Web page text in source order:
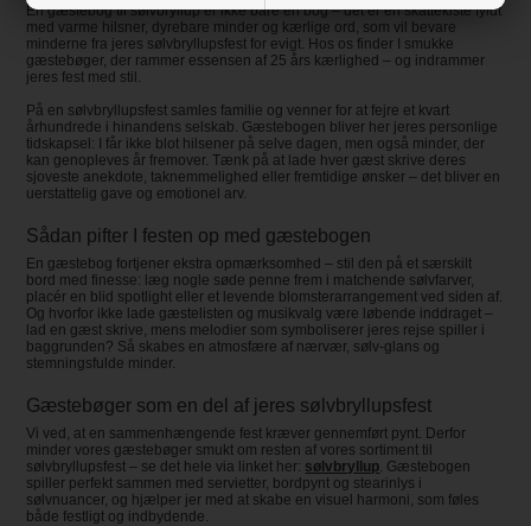
En gæstebog til sølvbryllup er ikke bare en bog – det er en skattekiste fyldt
med varme hilsner, dyrebare minder og kærlige ord, som vil bevare
minderne fra jeres sølvbryllupsfest for evigt. Hos os finder I smukke
gæstebøger, der rammer essensen af 25 års kærlighed – og indrammer
jeres fest med stil.
På en sølvbryllupsfest samles familie og venner for at fejre et kvart
århundrede i hinandens selskab. Gæstebogen bliver her jeres personlige
tidskapsel: I får ikke blot hilsener på selve dagen, men også minder, der
kan genopleves år fremover. Tænk på at lade hver gæst skrive deres
sjoveste anekdote, taknemmelighed eller fremtidige ønsker – det bliver en
uerstattelig gave og emotionel arv.
Sådan pifter I festen op med gæstebogen
En gæstebog fortjener ekstra opmærksomhed – stil den på et særskilt
bord med finesse: læg nogle søde penne frem i matchende sølvfarver,
placér en blid spotlight eller et levende blomsterarrangement ved siden af.
Og hvorfor ikke lade gæstelisten og musikvalg være løbende inddraget –
lad en gæst skrive, mens melodier som symboliserer jeres rejse spiller i
baggrunden? Så skabes en atmosfære af nærvær, sølv‑glans og
stemningsfulde minder.
Gæstebøger som en del af jeres sølvbryllupsfest
Vi ved, at en sammenhængende fest kræver gennemført pynt. Derfor
minder vores gæstebøger smukt om resten af vores sortiment til
sølvbryllupsfest – se det hele via linket her: sølvbryllup. Gæstebogen
spiller perfekt sammen med servietter, bordpynt og stearinlys i
sølvnuancer, og hjælper jer med at skabe en visuel harmoni, som føles
både festligt og indbydende.